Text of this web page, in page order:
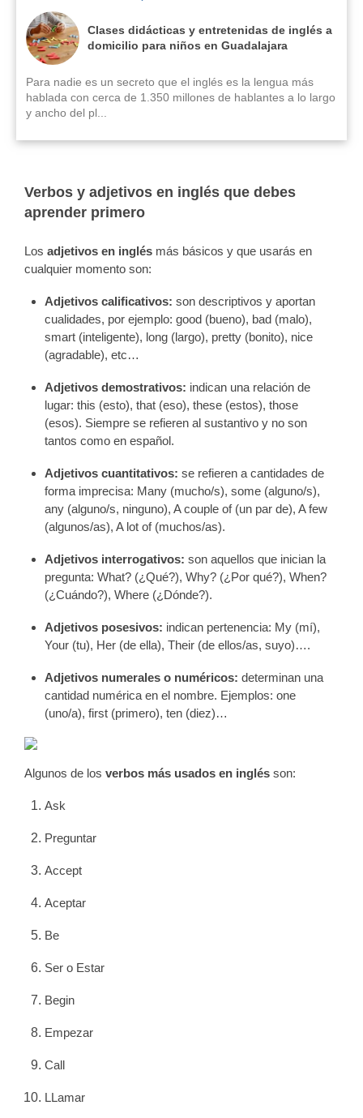
Clases didácticas y entretenidas de inglés a
domicilio para niños en Guadalajara
Para nadie es un secreto que el inglés es la lengua más
hablada con cerca de 1.350 millones de hablantes a lo largo
y ancho del pl...
Verbos y adjetivos en inglés que debes
aprender primero
Los adjetivos en inglés más básicos y que usarás en
cualquier momento son:
Adjetivos calificativos: son descriptivos y aportan
cualidades, por ejemplo: good (bueno), bad (malo),
smart (inteligente), long (largo), pretty (bonito), nice
(agradable), etc…
Adjetivos demostrativos: indican una relación de
lugar: this (esto), that (eso), these (estos), those
(esos). Siempre se refieren al sustantivo y no son
tantos como en español.
Adjetivos cuantitativos: se refieren a cantidades de
forma imprecisa: Many (mucho/s), some (alguno/s),
any (alguno/s, ninguno), A couple of (un par de), A few
(algunos/as), A lot of (muchos/as).
Adjetivos interrogativos: son aquellos que inician la
pregunta: What? (¿Qué?), Why? (¿Por qué?), When?
(¿Cuándo?), Where (¿Dónde?).
Adjetivos posesivos: indican pertenencia: My (mí),
Your (tu), Her (de ella), Their (de ellos/as, suyo)….
Adjetivos numerales o numéricos: determinan una
cantidad numérica en el nombre. Ejemplos: one
(uno/a), first (primero), ten (diez)…
Algunos de los verbos más usados en inglés son:
Ask
Preguntar
Accept
Aceptar
Be
Ser o Estar
Begin
Empezar
Call
LLamar